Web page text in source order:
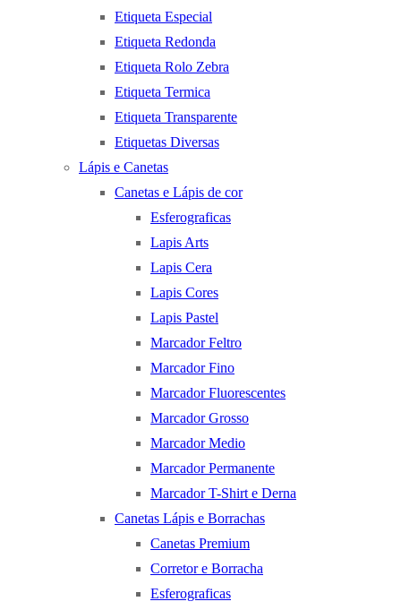
Etiqueta Especial
Etiqueta Redonda
Etiqueta Rolo Zebra
Etiqueta Termica
Etiqueta Transparente
Etiquetas Diversas
Lápis e Canetas
Canetas e Lápis de cor
Esferograficas
Lapis Arts
Lapis Cera
Lapis Cores
Lapis Pastel
Marcador Feltro
Marcador Fino
Marcador Fluorescentes
Marcador Grosso
Marcador Medio
Marcador Permanente
Marcador T-Shirt e Derna
Canetas Lápis e Borrachas
Canetas Premium
Corretor e Borracha
Esferograficas